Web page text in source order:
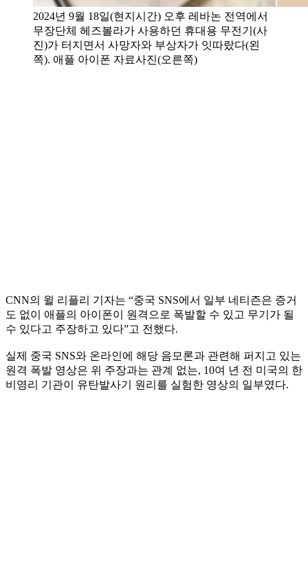
2024년 9월 18일(현지시간) 오후 레바논 전역에서
무장단체 헤즈볼라가 사용하던 휴대용 무전기(사
진)가 터지면서 사망자와 부상자가 잇따랐다(왼
쪽). 애플 아이폰 자료사진(오른쪽)
CNN의 윌 리플리 기자는 “중국 SNS에서 일부 네티즌은 증거
도 없이 애플의 아이폰이 원격으로 폭발할 수 있고 무기가 될
수 있다고 주장하고 있다”고 전했다.
실제 중국 SNS와 온라인에 해당 음모론과 관련해 퍼지고 있는
원격 폭발 영상은 위 주장과는 관계 없는, 10여 년 전 미국의 한
비영리 기관이 유탄발사기 원리를 실험한 영상의 일부였다.